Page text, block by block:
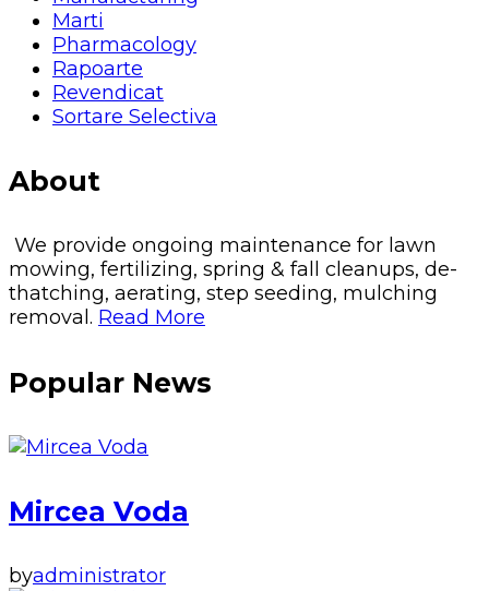
Marti
Pharmacology
Rapoarte
Revendicat
Sortare Selectiva
About
We provide ongoing maintenance for lawn
mowing, fertilizing, spring & fall cleanups, de-
thatching, aerating, step seeding, mulching
removal. Read More
Popular News
Mircea Voda
byadministrator